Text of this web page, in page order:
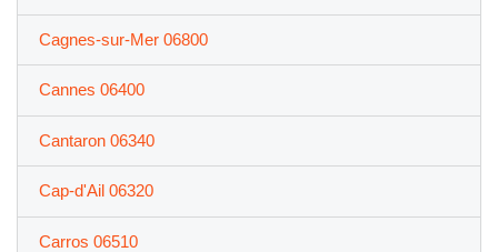
Cagnes-sur-Mer 06800
Cannes 06400
Cantaron 06340
Cap-d'Ail 06320
Carros 06510